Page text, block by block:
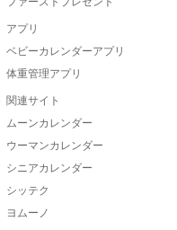
アプリ
ベビーカレンダーアプリ
体重管理アプリ
関連サイト
ムーンカレンダー
ウーマンカレンダー
シニアカレンダー
シッテク
ヨムーノ